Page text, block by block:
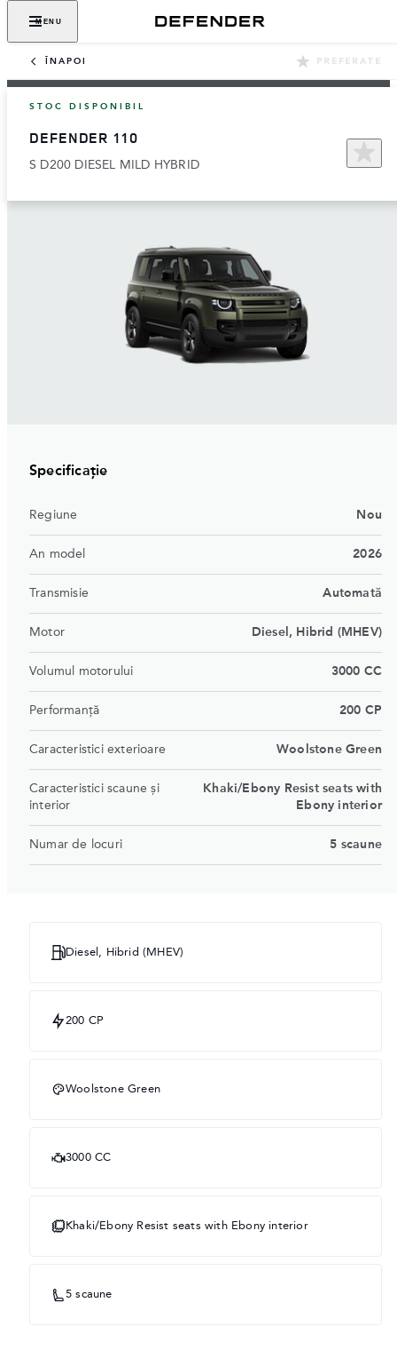
MENU
ÎNAPOI ‎PREFERATE
STOC DISPONIBIL
DEFENDER 110
S D200 DIESEL MILD HYBRID
Specificație
Regiune Nou
An model 2026
Transmisie Automată
Motor Diesel, Hibrid (MHEV)
Volumul motorului 3000 CC
Performanță 200 CP
Caracteristici exterioare Woolstone Green
Caracteristici scaune şi
interior
Khaki/Ebony Resist seats with
Ebony interior
Numar de locuri 5 scaune
Diesel, Hibrid (MHEV)
200 CP
Woolstone Green
3000 CC
Khaki/Ebony Resist seats with Ebony interior
5 scaune